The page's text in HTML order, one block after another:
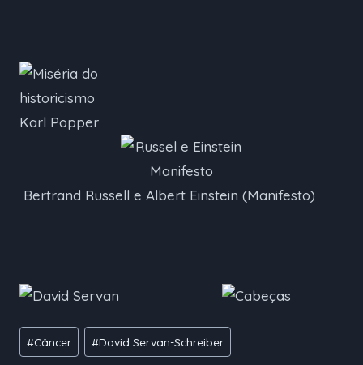
Bertrand Russell e Albert Einstein (Manifesto)
Tags
do
#Câncer #David Servan-Schreiber